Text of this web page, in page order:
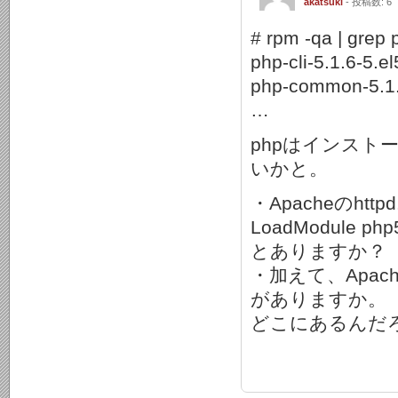
# rpm -qa | grep
php-cli-5.1.6-
php-common-
…
phpはインスト
いかと。
・Apacheの
LoadModule
とありますか？
・加えて、
がありますか。
どこにあるんだ